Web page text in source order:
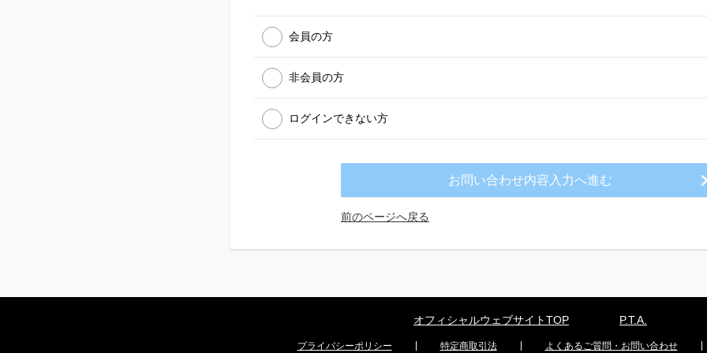
会員の方
非会員の方
ログインできない方
前のページへ戻る
オフィシャルウェブサイトTOP P.T.A.
プライバシーポリシー 特定商取引法 よくあるご質問・お問い合わせ